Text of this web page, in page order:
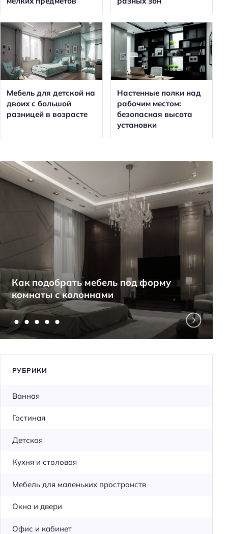
Мебель для детской на
двоих с большой
разницей в возрасте
Настенные полки над
рабочим местом:
безопасная высота
установки
Как подобрать мебель под форму
комнаты с колоннами
РУБРИКИ
Ванная
Гостиная
Детская
Кухня и столовая
Мебель для маленьких пространств
Окна и двери
Офис и кабинет